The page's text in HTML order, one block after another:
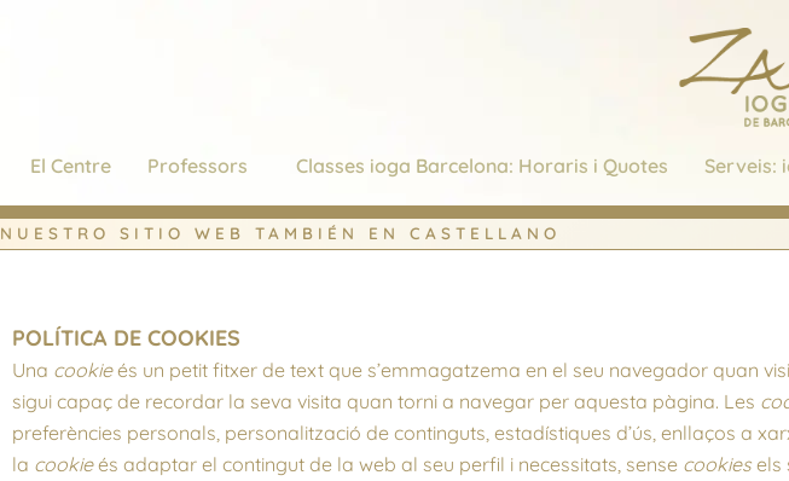
El Centre Professors Classes ioga Barcelona: Horaris i Quotes Serveis:
NUESTRO SITIO WEB TAMBIÉN EN CASTELLANO
POLÍTICA DE COOKIES
Una cookieés un petit fitxer de text que s’emmagatzema en el seu navegador quan
sigui capaç de recordar la seva visita quan torni a navegar per aquesta pàgina. Les
preferències personals, personalització de continguts, estadístiques d’ús, enllaços a
la cookieés adaptar el contingut de la web al seu perfil i necessitats, sense cookies els